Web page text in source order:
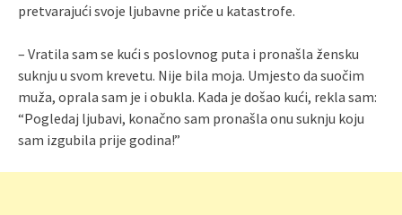
pretvarajući svoje ljubavne priče u katastrofe.
– Vratila sam se kući s poslovnog puta i pronašla žensku
suknju u svom krevetu. Nije bila moja. Umjesto da suočim
muža, oprala sam je i obukla. Kada je došao kući, rekla sam:
“Pogledaj ljubavi, konačno sam pronašla onu suknju koju
sam izgubila prije godina!”